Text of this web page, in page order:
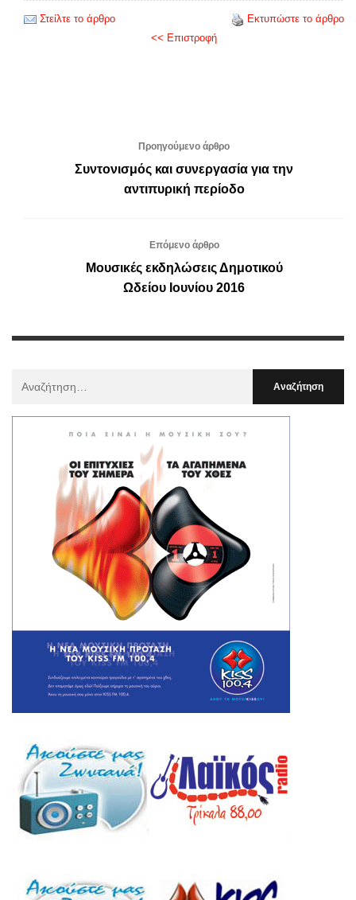
Στείλτε το άρθρο
Εκτυπώστε το άρθρο
<< Επιστροφή
Προηγούμενο άρθρο
Συντονισμός και συνεργασία για την
αντιπυρική περίοδο
Επόμενο άρθρο
Μουσικές εκδηλώσεις Δημοτικού
Ωδείου Ιουνίου 2016
: